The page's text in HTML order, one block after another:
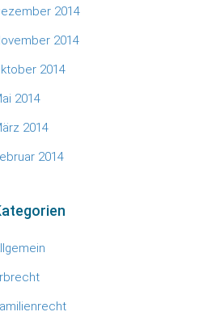
2014
2014
2014
2014
2014
2014